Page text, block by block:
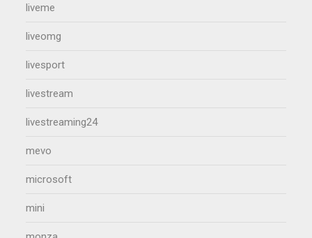
liveme
liveomg
livesport
livestream
livestreaming24
mevo
microsoft
mini